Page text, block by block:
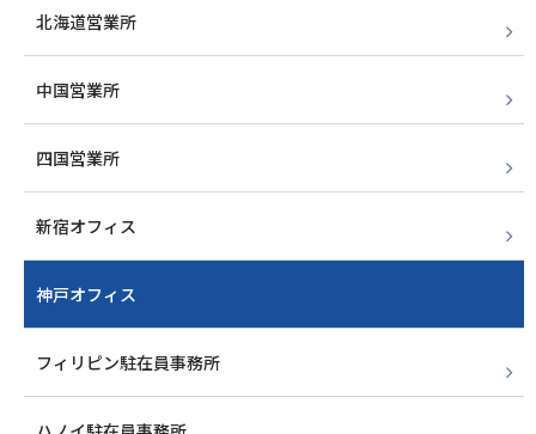
北海道営業所
中国営業所
四国営業所
新宿オフィス
神戸オフィス
フィリピン駐在員事務所